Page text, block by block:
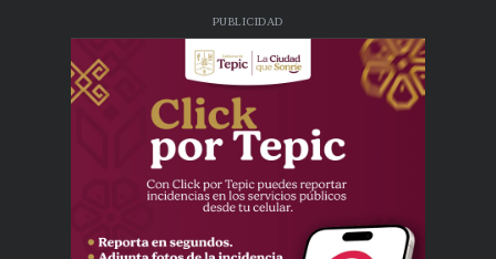
PUBLICIDAD